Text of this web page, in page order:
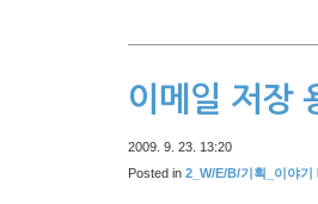
이메일 저장
2009. 9. 23. 13:20
Posted in 2_W/E/B/기획_이야기